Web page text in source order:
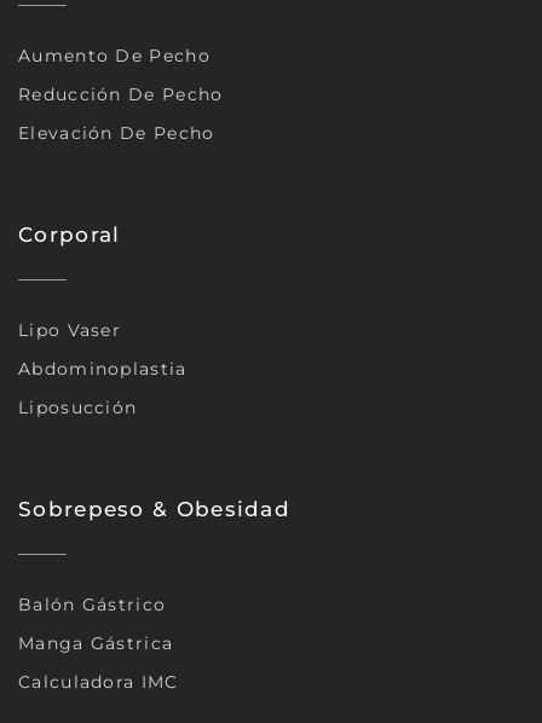
Aumento De Pecho
Reducción De Pecho
Elevación De Pecho
Corporal
Lipo Vaser
Abdominoplastia
Liposucción
Sobrepeso & Obesidad
Balón Gástrico
Manga Gástrica
Calculadora IMC